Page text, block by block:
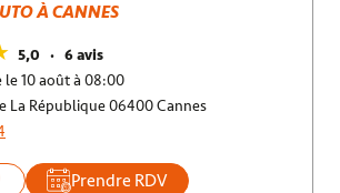
À CANNES
5,0
6 avis
le 10 août à 08:00
La République 06400 Cannes
Prendre RDV